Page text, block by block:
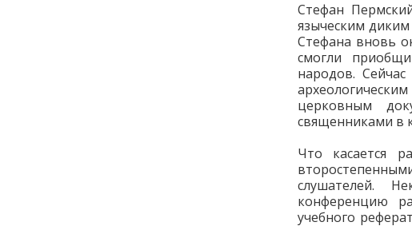
Стефан
языческим
Стефана вновь
смогли
народов.
церковным
священниками в
Что касается
слушателей.
конференцию
учебного